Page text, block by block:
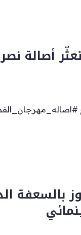
أصالة
بالسعفة